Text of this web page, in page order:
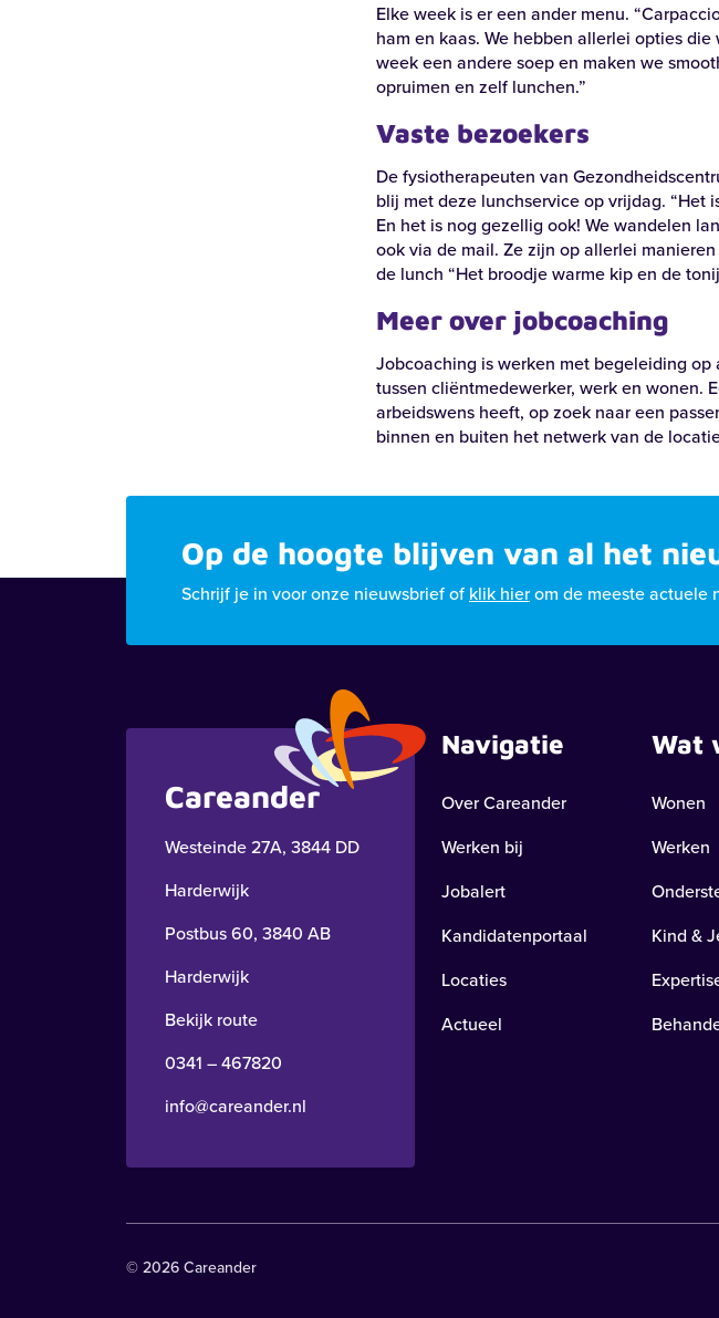
Elke week is er een ander menu.
ham en kaas. We hebben allerlei opties
week een andere soep en maken we
opruimen en zelf lunchen.”
Vaste bezoekers
De fysiotherapeuten van
blij met deze lunchservice op vrijdag.
En het is nog gezellig ook! We wandelen
ook via de mail. Ze zijn op allerlei
de lunch “Het broodje warme kip en de
Meer over jobcoaching
Jobcoaching is werken met begeleiding
tussen cliëntmedewerker, werk en wonen.
arbeidswens heeft, op zoek naar een
binnen en buiten het netwerk van de
Op de hoogte blijven van al het
Schrijf je in voor onze nieuwsbrief of klik hierom de meeste actuele
Careander
Westeinde 27A, 3844 DD
Harderwijk
Postbus 60, 3840 AB
Harderwijk
Bekijk route
0341 – 467820
info@careander.nl
Navigatie
Over Careander
Werken bij
Jobalert
Kandidatenportaal
Locaties
Actueel
Wat
Wonen
Werken
Kind &
© 2026 Careander
Guido Gezellelaan 255 | Harderwijk Voorthuizerstraat 104 | Putten
Anker
Bekijk locatie